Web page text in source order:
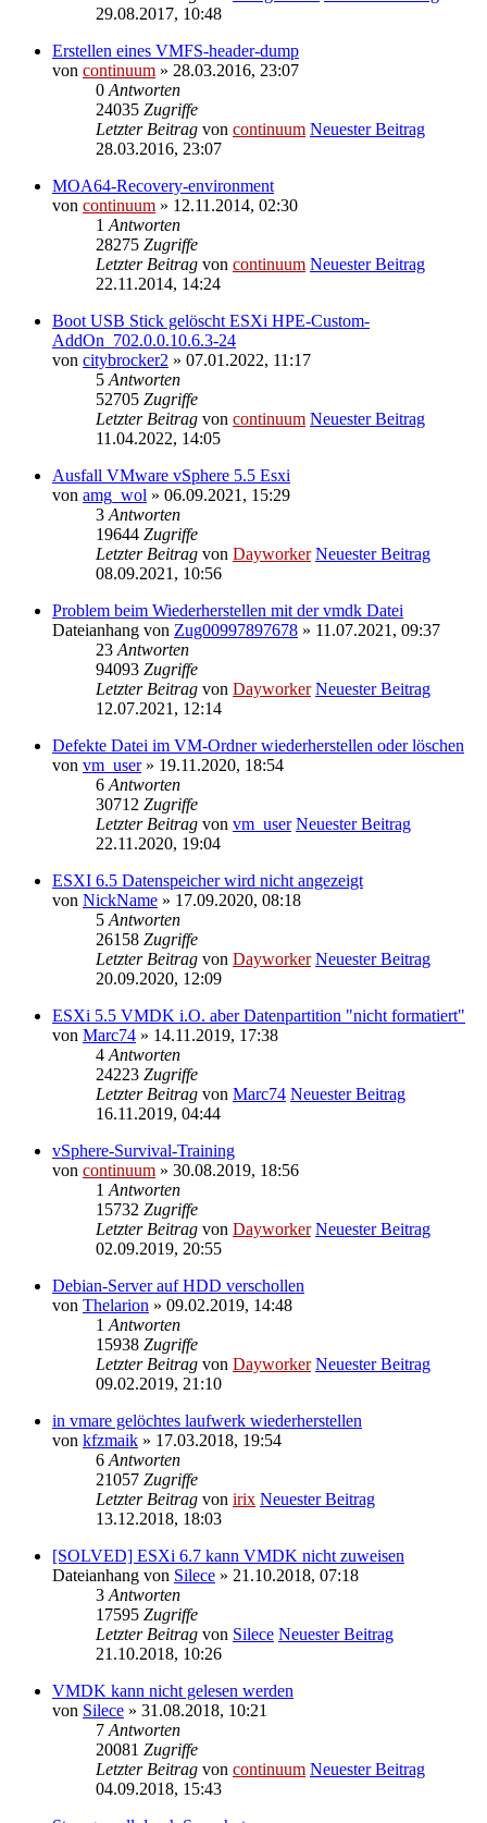
29.08.2017, 10:48
Erstellen eines VMFS-header-dump
von continuum » 28.03.2016, 23:07
0 Antworten
24035 Zugriffe
Letzter Beitrag von continuum Neuester Beitrag
28.03.2016, 23:07
MOA64-Recovery-environment
von continuum » 12.11.2014, 02:30
1 Antworten
28275 Zugriffe
Letzter Beitrag von continuum Neuester Beitrag
22.11.2014, 14:24
Boot USB Stick gelöscht ESXi HPE-Custom-
AddOn_702.0.0.10.6.3-24
von citybrocker2 » 07.01.2022, 11:17
5 Antworten
52705 Zugriffe
Letzter Beitrag von continuum Neuester Beitrag
11.04.2022, 14:05
Ausfall VMware vSphere 5.5 Esxi
von amg_wol » 06.09.2021, 15:29
3 Antworten
19644 Zugriffe
Letzter Beitrag von Dayworker Neuester Beitrag
08.09.2021, 10:56
Problem beim Wiederherstellen mit der vmdk Datei
Dateianhang von Zug00997897678 » 11.07.2021, 09:37
23 Antworten
94093 Zugriffe
Letzter Beitrag von Dayworker Neuester Beitrag
12.07.2021, 12:14
Defekte Datei im VM-Ordner wiederherstellen oder löschen
von vm_user» 19.11.2020, 18:54
6 Antworten
30712 Zugriffe
Letzter Beitrag von vm_user Neuester Beitrag
22.11.2020, 19:04
ESXI 6.5 Datenspeicher wird nicht angezeigt
von NickName » 17.09.2020, 08:18
5 Antworten
26158 Zugriffe
Letzter Beitrag von Dayworker Neuester Beitrag
20.09.2020, 12:09
ESXi 5.5 VMDK i.O. aber Datenpartition "nicht formatiert"
von Marc74 » 14.11.2019, 17:38
4 Antworten
24223 Zugriffe
Letzter Beitrag von Marc74 Neuester Beitrag
16.11.2019, 04:44
vSphere-Survival-Training
von continuum » 30.08.2019, 18:56
1 Antworten
15732 Zugriffe
Letzter Beitrag von Dayworker Neuester Beitrag
02.09.2019, 20:55
Debian-Server auf HDD verschollen
von Thelarion » 09.02.2019, 14:48
1 Antworten
15938 Zugriffe
Letzter Beitrag von Dayworker Neuester Beitrag
09.02.2019, 21:10
in vmare gelöchtes laufwerk wiederherstellen
von kfzmaik » 17.03.2018, 19:54
6 Antworten
21057 Zugriffe
Letzter Beitrag von irix Neuester Beitrag
13.12.2018, 18:03
[SOLVED] ESXi 6.7 kann VMDK nicht zuweisen
Dateianhang von Silece » 21.10.2018, 07:18
3 Antworten
17595 Zugriffe
Letzter Beitrag von Silece Neuester Beitrag
21.10.2018, 10:26
VMDK kann nicht gelesen werden
von Silece » 31.08.2018, 10:21
7 Antworten
20081 Zugriffe
Letzter Beitrag von continuum Neuester Beitrag
04.09.2018, 15:43